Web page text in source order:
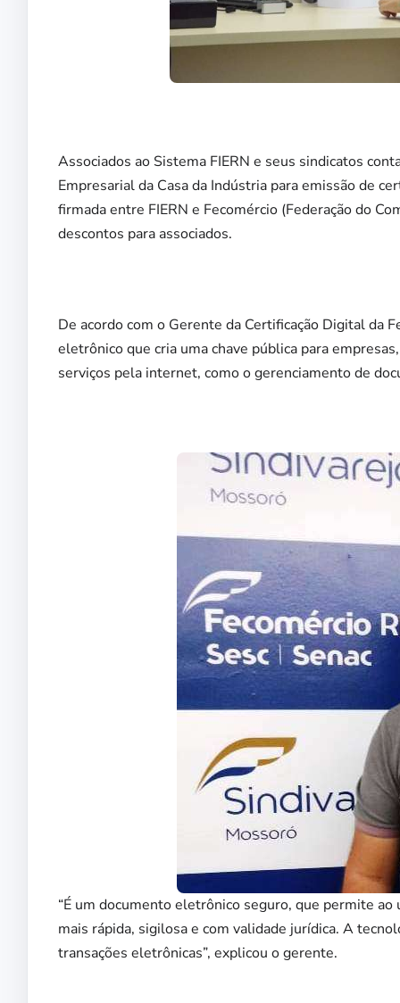
Associados ao Sistema FIERN e seus sindicatos
Empresarial da Casa da Indústria para emissão de
firmada entre FIERN e Fecomércio (Federação do
descontos para associados.
De acordo com o Gerente da Certificação Digital da
eletrônico que cria uma chave pública para
serviços pela internet, como o gerenciamento de
“É um documento eletrônico seguro, que permite
mais rápida, sigilosa e com validade jurídica. A
transações eletrônicas”, explicou o gerente.